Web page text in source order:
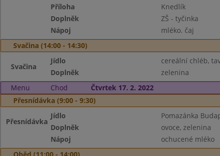
Příloha
Knedlík
Doplněk
ZŠ - tyčinka
Nápoj
mléko. čaj
Svačina (14:00 - 14:30)
Svačina
Jídlo
cereální chléb,
Doplněk
zelenina
Menu
Chod
Čtvrtek 17. 2. 2022
Přesnídávka (9:00 - 9:30)
Přesnídávka
Jídlo
Pomazánka
Doplněk
ovoce, zelenina
Nápoj
ochucené mléko